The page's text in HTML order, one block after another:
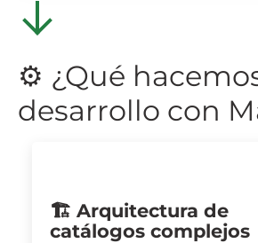
⚙️ ¿Qué
desarrollo con
🏗️ Arquitectura de
catálogos complejos